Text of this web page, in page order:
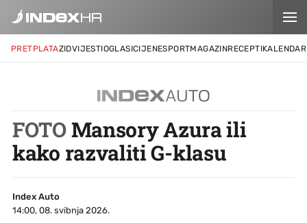
PRETPLATAZIDVIJESTIOGLASICIJENESPORTMAGAZINRECEPTIKALENDAR
FOTOMansory Azura ili
kako razvaliti G-klasu
Index Auto
14:00, 08. svibnja 2026.